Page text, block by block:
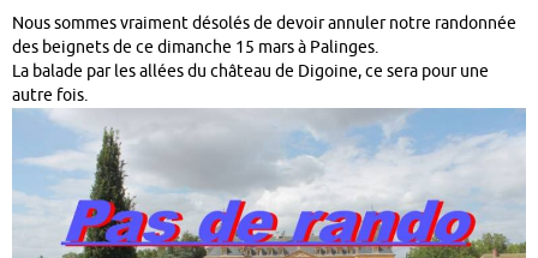
Nous sommes vraiment désolés de devoir annuler notre randonnée
des beignets de ce dimanche 15 mars à Palinges.
La balade par les allées du château de Digoine, ce sera pour une
autre fois.